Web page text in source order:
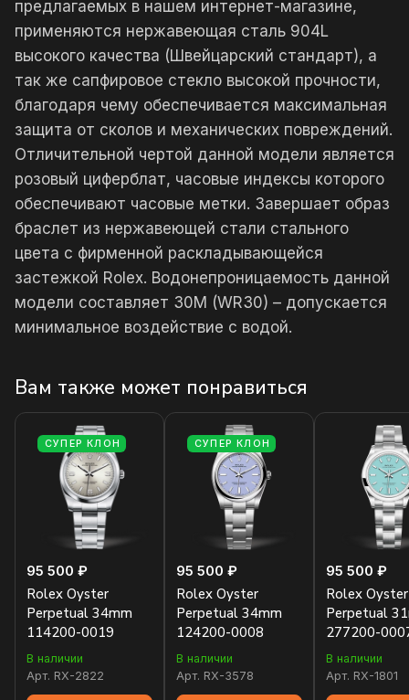
предлагаемых в нашем интернет-магазине,
применяются нержавеющая сталь 904L
высокого качества (Швейцарский стандарт), а
так же сапфировое стекло высокой прочности,
благодаря чему обеспечивается максимальная
защита от сколов и механических повреждений.
Отличительной чертой данной модели является
розовый циферблат, часовые индексы которого
обеспечивают часовые метки. Завершает образ
браслет из нержавеющей стали стального
цвета с фирменной раскладывающейся
застежкой Rolex. Водонепроницаемость данной
модели составляет 30М (WR30) – допускается
минимальное воздействие с водой.
Вам также может понравиться
СУПЕР КЛОН
95 500 ₽
Rolex Oyster
Perpetual 34mm
114200-0019
В наличии
Арт. RX-2822
СУПЕР КЛОН
95 500 ₽
Rolex Oyster
Perpetual 34mm
124200-0008
В наличии
Арт. RX-3578
95 500 ₽
Rolex Oyster
Perpetual
277200-
В наличии
Арт. RX-1801